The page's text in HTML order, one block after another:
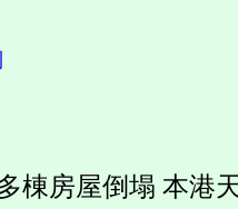
棟房屋倒塌 本港